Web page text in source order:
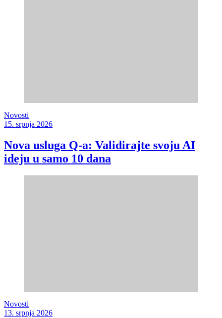
Novosti
15. srpnja 2026
Nova usluga Q-a: Validirajte svoju AI
ideju u samo 10 dana
Novosti
13. srpnja 2026